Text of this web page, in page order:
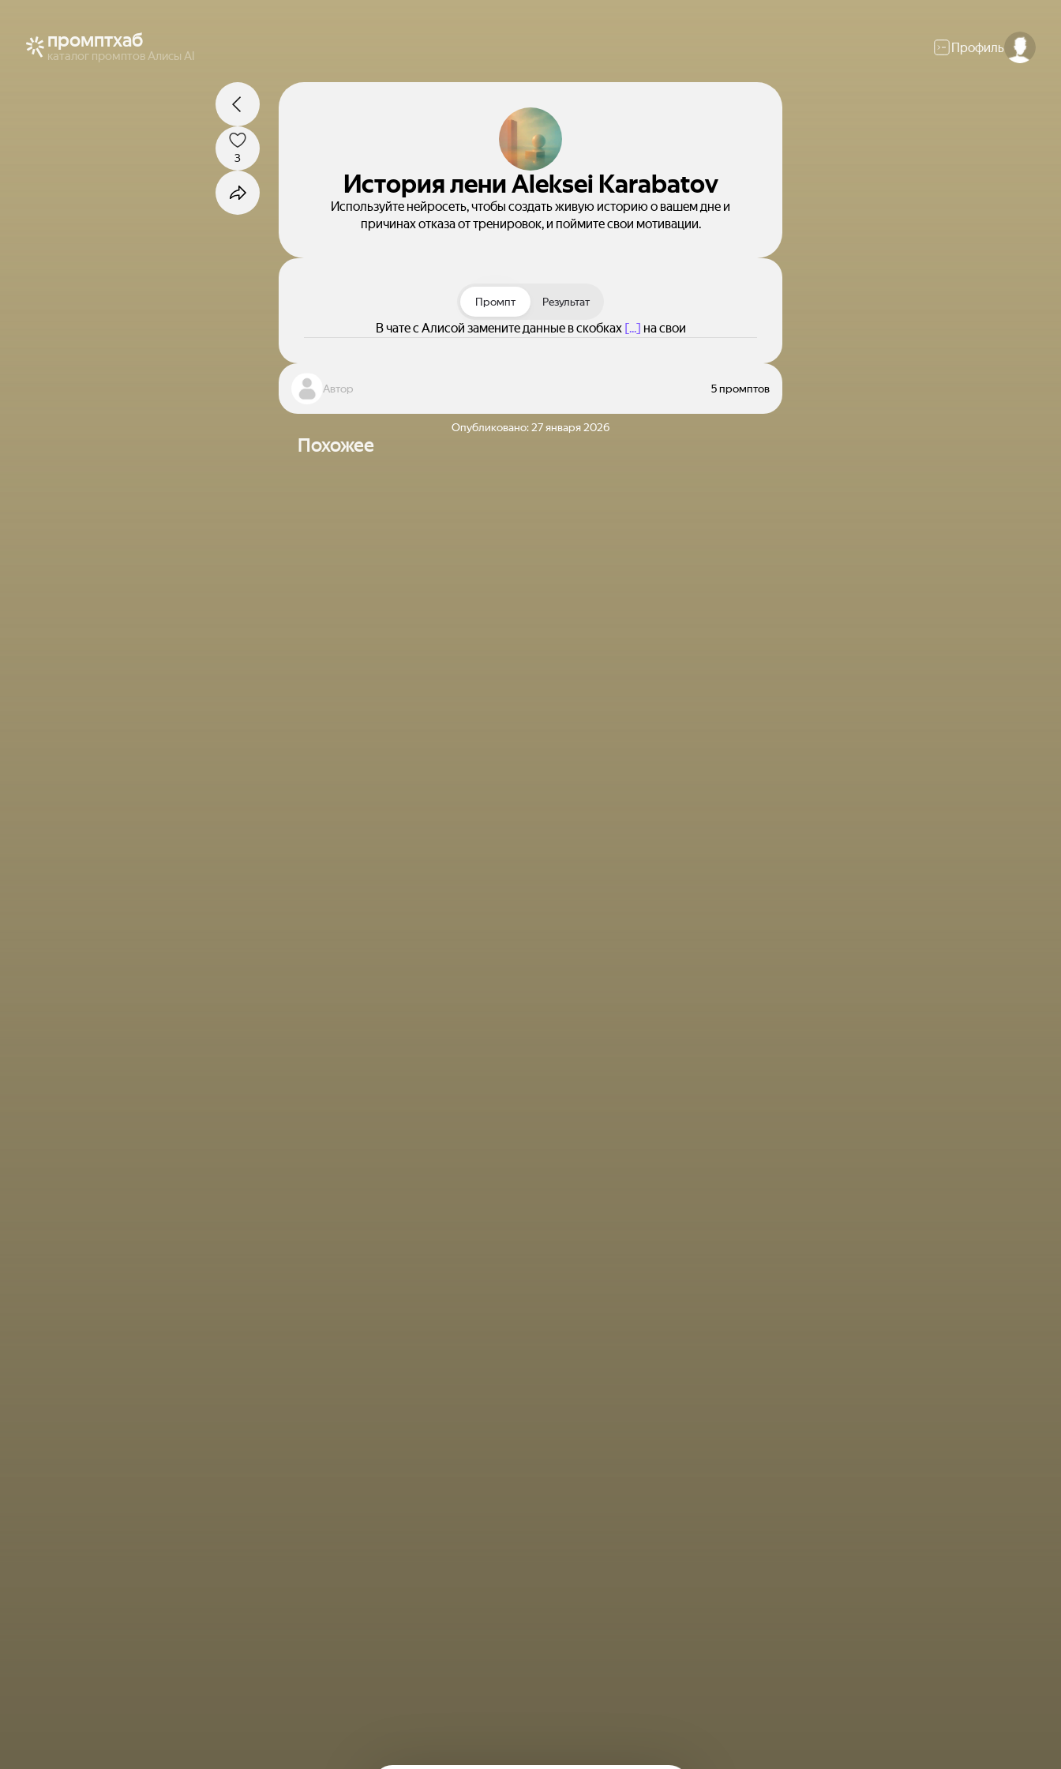
промптхаб
каталог промптов Алисы AI
Профиль
История лени Aleksei Karabatov
Используйте нейросеть, чтобы создать живую историю о вашем дне и
причинах отказа от тренировок, и поймите свои мотивации.
3
Промпт Результат
В чате с Алисой замените данные в скобках [...] на свои
Автор 5 промптов
Опубликовано:27 января 2026
Похожее